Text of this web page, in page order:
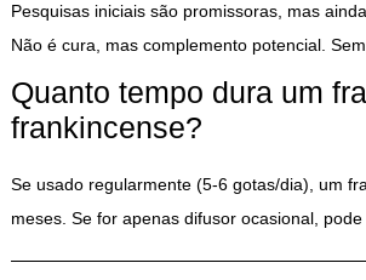
Pesquisas iniciais são promissoras, mas
Não é cura, mas complemento potencial.
Quanto tempo dura um
frankincense?
Se usado regularmente (5-6 gotas/dia), um
meses. Se for apenas difusor ocasional, pode